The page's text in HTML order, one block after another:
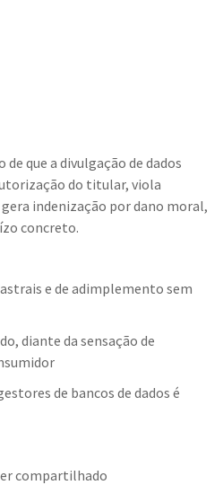
que a divulgação de dados
do titular, viola
indenização por dano moral,
concreto.
e de adimplemento sem
diante da sensação de
de bancos de dados é
compartilhado